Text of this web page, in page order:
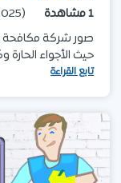
1مشاهدة
(6/11/2025)
صور شركة مكافحة
حيث الأجواء الحارة
تابع القراءة